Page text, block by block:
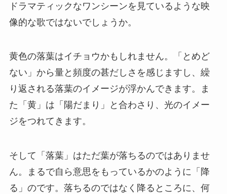
ドラマティックなワンシーンを見ているような映
像的な歌ではないでしょうか。
黄色の落葉はイチョウかもしれません。「とめど
ない」から量と頻度の甚だしさを感じますし、繰
り返される落葉のイメージが浮かんできます。ま
た「黄」は「陽だまり」と合わさり、光のイメー
ジをつれてきます。
そして「落葉」はただ葉が落ちるのではありませ
ん。まるで自ら意思をもっているかのように「降
る」のです。落ちるのではなく降るところに、何